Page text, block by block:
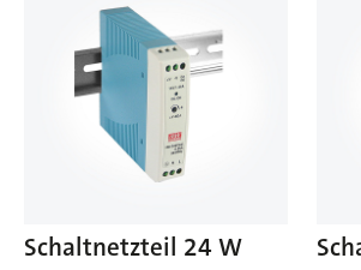
Schaltnetzteil 24 W